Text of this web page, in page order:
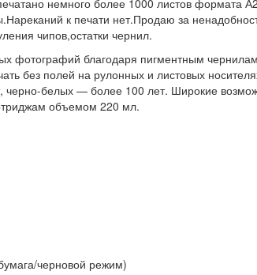
немного более 1000 листов формата
к печати нет.Продаю за
чипов,остатки чернил.
фотографий благодаря пигментным
без полей на рулонных и листовых
черно-белых — более 100 лет. Широкие
объемом 220 мл.
черновой режим)